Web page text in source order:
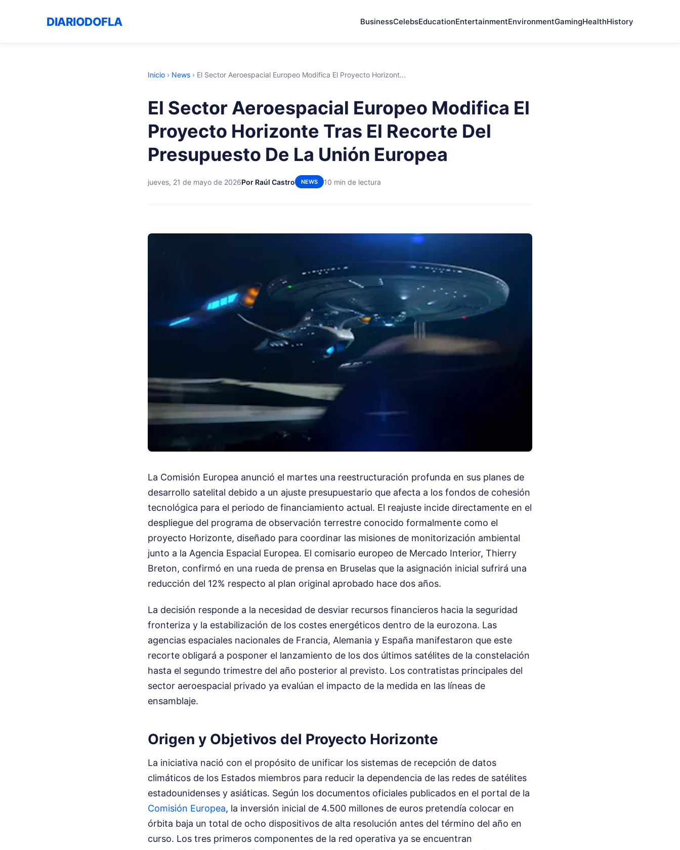
DIARIODOFLA BusinessCelebsEducationEntertainmentEnvironmentGamingHealthHistory
Inicio › News › El Sector Aeroespacial Europeo Modifica El Proyecto Horizont...
El Sector Aeroespacial Europeo Modifica El
Proyecto Horizonte Tras El Recorte Del
Presupuesto De La Unión Europea
jueves, 21 de mayo de 2026Por Raúl Castro NEWS 10 min de lectura
La Comisión Europea anunció el martes una reestructuración profunda en sus planes de
desarrollo satelital debido a un ajuste presupuestario que afecta a los fondos de cohesión
tecnológica para el periodo de financiamiento actual. El reajuste incide directamente en el
despliegue del programa de observación terrestre conocido formalmente como el
proyecto Horizonte, diseñado para coordinar las misiones de monitorización ambiental
junto a la Agencia Espacial Europea. El comisario europeo de Mercado Interior, Thierry
Breton, confirmó en una rueda de prensa en Bruselas que la asignación inicial sufrirá una
reducción del 12% respecto al plan original aprobado hace dos años.
La decisión responde a la necesidad de desviar recursos financieros hacia la seguridad
fronteriza y la estabilización de los costes energéticos dentro de la eurozona. Las
agencias espaciales nacionales de Francia, Alemania y España manifestaron que este
recorte obligará a posponer el lanzamiento de los dos últimos satélites de la constelación
hasta el segundo trimestre del año posterior al previsto. Los contratistas principales del
sector aeroespacial privado ya evalúan el impacto de la medida en las líneas de
ensamblaje.
Origen y Objetivos del Proyecto Horizonte
La iniciativa nació con el propósito de unificar los sistemas de recepción de datos
climáticos de los Estados miembros para reducir la dependencia de las redes de satélites
estadounidenses y asiáticas. Según los documentos oficiales publicados en el portal de la
Comisión Europea, la inversión inicial de 4.500 millones de euros pretendía colocar en
órbita baja un total de ocho dispositivos de alta resolución antes del término del año en
curso. Los tres primeros componentes de la red operativa ya se encuentran